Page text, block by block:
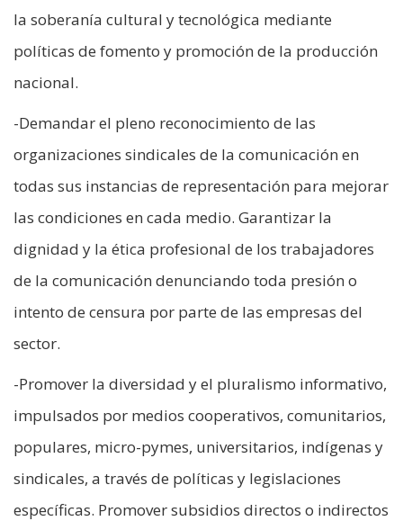
la soberanía cultural y tecnológica mediante
políticas de fomento y promoción de la producción
nacional.
-Demandar el pleno reconocimiento de las
organizaciones sindicales de la comunicación en
todas sus instancias de representación para mejorar
las condiciones en cada medio. Garantizar la
dignidad y la ética profesional de los trabajadores
de la comunicación denunciando toda presión o
intento de censura por parte de las empresas del
sector.
-Promover la diversidad y el pluralismo informativo,
impulsados por medios cooperativos, comunitarios,
populares, micro-pymes, universitarios, indígenas y
sindicales, a través de políticas y legislaciones
específicas. Promover subsidios directos o indirectos